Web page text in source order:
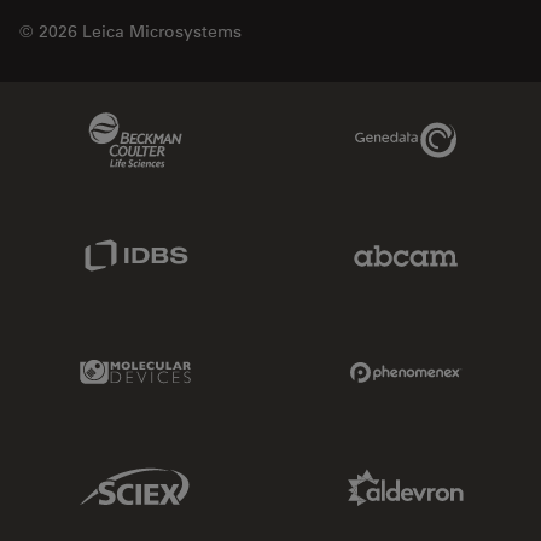
© 2026 Leica Microsystems
Genedata Link
Molecular Devices Link
Sciex Link